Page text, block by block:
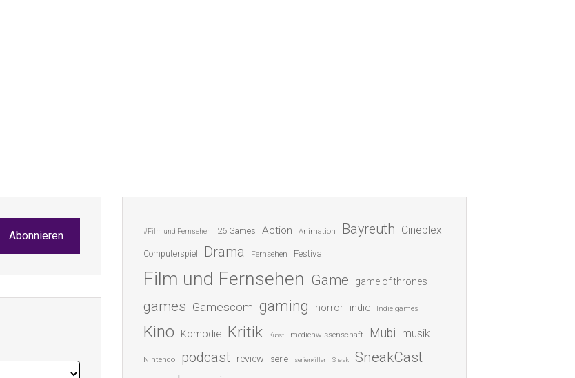
Abonnieren #Film und Fernsehen 26 Games Action Animation Bayreuth Cineplex
Computerspiel Drama Fernsehen Festival
Film und Fernsehen Game game of thrones
games Gamescom gaming horror indie Indie games
Kino Komödie Kritik Kunst medienwissenschaft Mubi musik
Nintendo podcast review serie serienkiller Sneak SneakCast